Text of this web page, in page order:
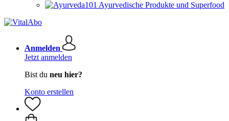
Ayurvedische Produkte und Superfood
Anmelden
Jetzt anmelden
Bist du neu hier?
Konto erstellen